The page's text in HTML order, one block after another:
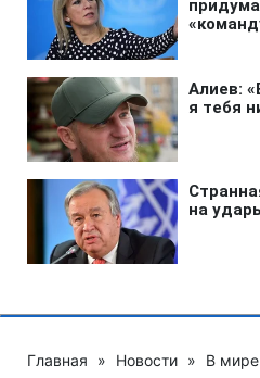
Главная » Новости » В мире